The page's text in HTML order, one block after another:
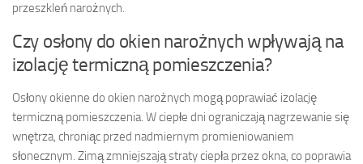
przeszkleń narożnych.
Czy osłony do okien narożnych wpływają na
izolację termiczną pomieszczenia?
Osłony okienne do okien narożnych mogą poprawiać izolację
termiczną pomieszczenia. W ciepłe dni ograniczają nagrzewanie się
wnętrza, chroniąc przed nadmiernym promieniowaniem
słonecznym. Zimą zmniejszają straty ciepła przez okna, co poprawia